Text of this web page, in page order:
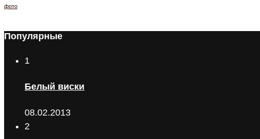
фото
Популярные
1
Белый виски
08.02.2013
2